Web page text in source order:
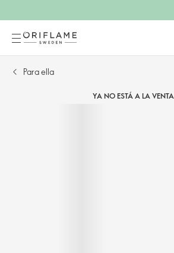
Para ella
YA NO ESTÁ A LA VENTA